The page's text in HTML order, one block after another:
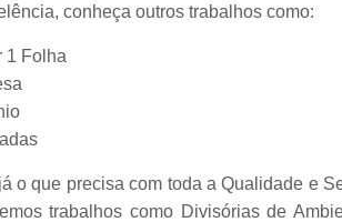
conheça outros trabalhos como:
1 Folha
o que precisa com toda a Qualidade e
trabalhos como Divisórias de